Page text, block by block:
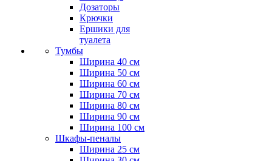
Дозаторы
Крючки
Ершики для
туалета
Тумбы
Ширина 40 см
Ширина 50 см
Ширина 60 см
Ширина 70 см
Ширина 80 см
Ширина 90 см
Ширина 100 см
Шкафы-пеналы
Ширина 25 см